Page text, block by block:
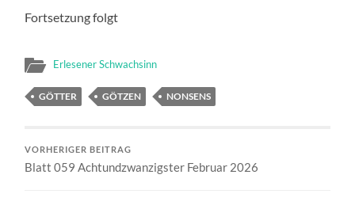
Fortsetzung folgt
Erlesener Schwachsinn
GÖTTER GÖTZEN NONSENS
VORHERIGER BEITRAG
Blatt 059 Achtundzwanzigster Februar 2026